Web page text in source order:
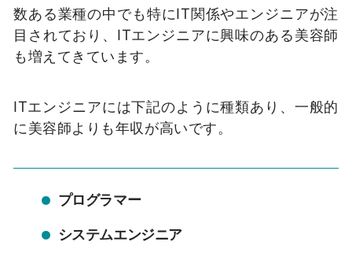
数ある業種の中でも特にIT関係やエンジニアが注
目されており、ITエンジニアに興味のある美容師
も増えてきています。
ITエンジニアには下記のように種類あり、一般的
に美容師よりも年収が高いです。
プログラマー
システムエンジニア